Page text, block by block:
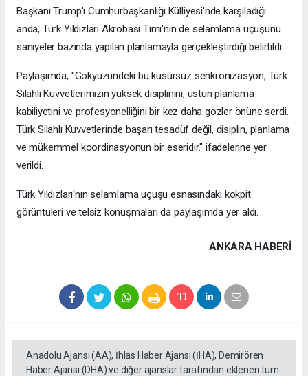
Başkanı Trump'ı Cumhurbaşkanlığı Külliyesi'nde karşıladığı
anda, Türk Yıldızları Akrobasi Timi'nin de selamlama uçuşunu
saniyeler bazında yapılan planlamayla gerçekleştirdiği belirtildi.
Paylaşımda, "Gökyüzündeki bu kusursuz senkronizasyon, Türk
Silahlı Kuvvetlerimizin yüksek disiplinini, üstün planlama
kabiliyetini ve profesyonelliğini bir kez daha gözler önüne serdi.
Türk Silahlı Kuvvetlerinde başarı tesadüf değil, disiplin, planlama
ve mükemmel koordinasyonun bir eseridir." ifadelerine yer
verildi.
Türk Yıldızları'nın selamlama uçuşu esnasındaki kokpit
görüntüleri ve telsiz konuşmaları da paylaşımda yer aldı.
ANKARA HABERİ
Anadolu Ajansı (AA), İhlas Haber Ajansı (İHA), Demirören
Haber Ajansı (DHA) ve diğer ajanslar tarafından eklenen tüm